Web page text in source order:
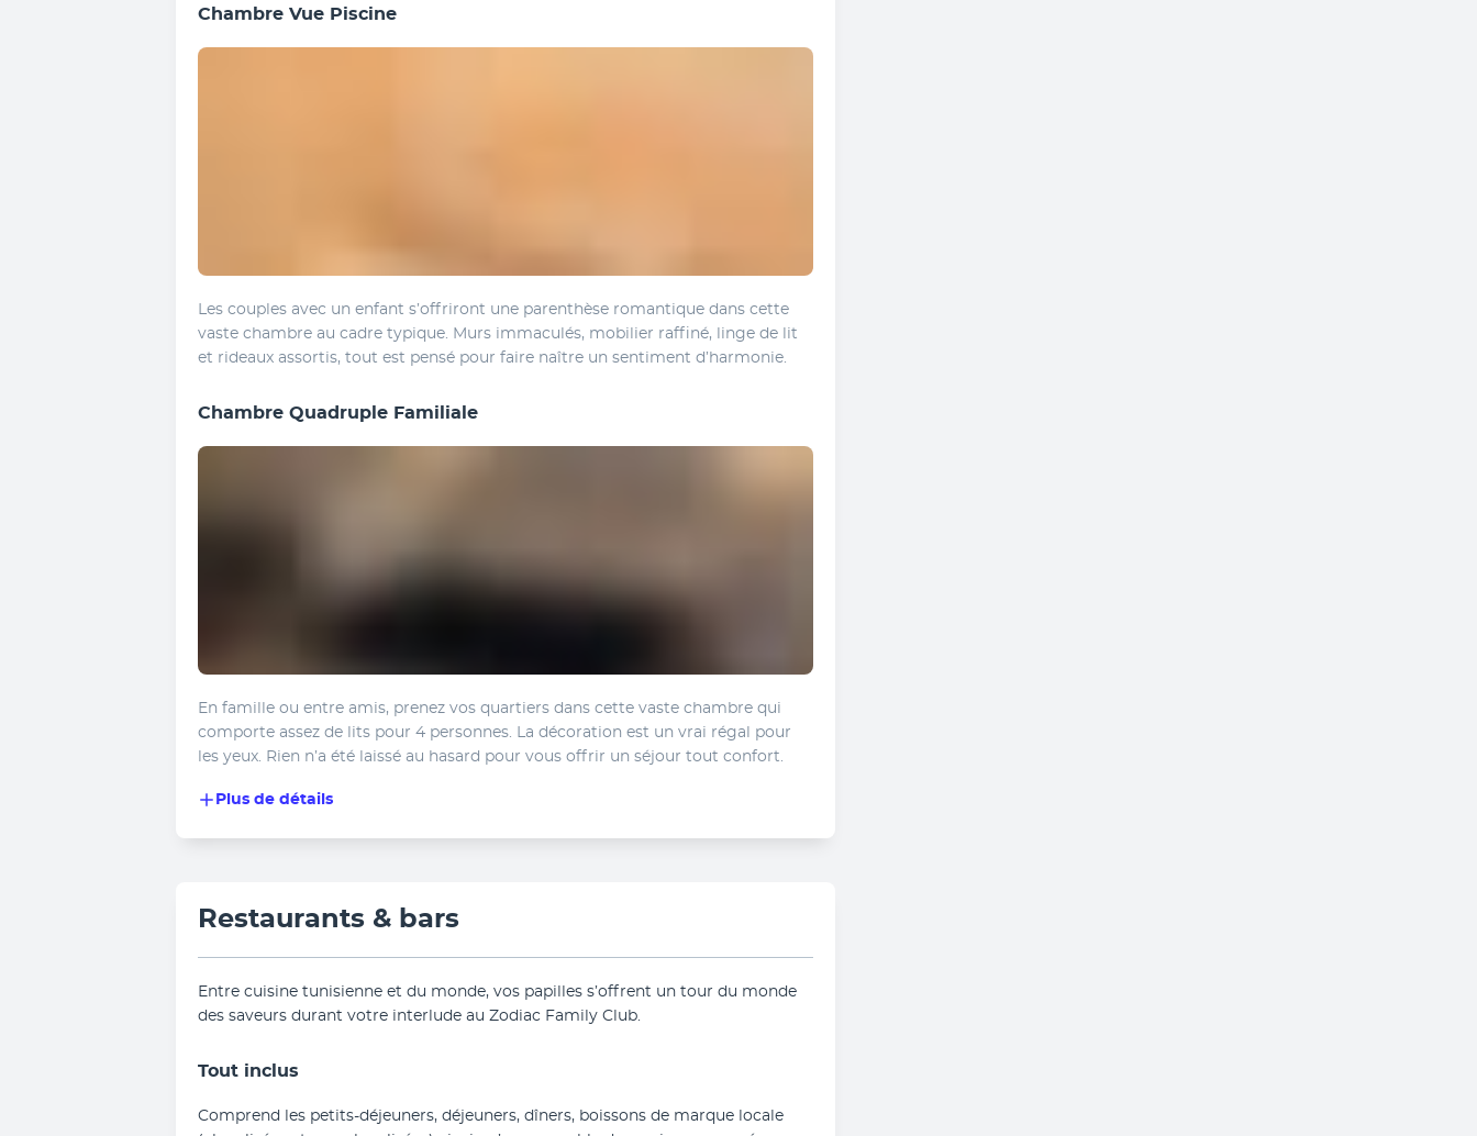
Chambre Vue Piscine
Les couples avec un enfant s’offriront une parenthèse romantique dans cette
vaste chambre au cadre typique. Murs immaculés, mobilier raffiné, linge de lit
et rideaux assortis, tout est pensé pour faire naître un sentiment d’harmonie.
Chambre Quadruple Familiale
En famille ou entre amis, prenez vos quartiers dans cette vaste chambre qui
comporte assez de lits pour 4 personnes. La décoration est un vrai régal pour
les yeux. Rien n’a été laissé au hasard pour vous offrir un séjour tout confort.
Plus de détails
Restaurants & bars
Entre cuisine tunisienne et du monde, vos papilles s’offrent un tour du monde
des saveurs durant votre interlude au Zodiac Family Club.
Tout inclus
Comprend les petits-déjeuners, déjeuners, dîners, boissons de marque locale